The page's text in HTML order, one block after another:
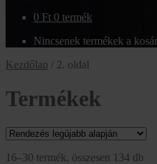
0 Ft 0 termék
Nincsenek termékek a
Kezdőlap / 2. oldal
Termékek
16–30 termék, összesen 134 db